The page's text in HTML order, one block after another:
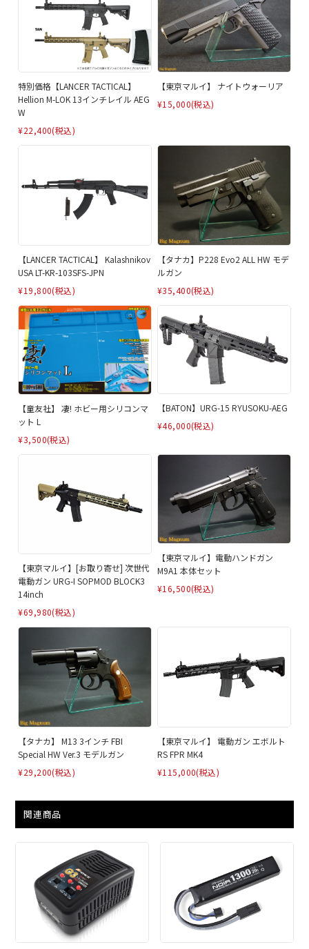
特別価格【LANCER TACTICAL】
Hellion M-LOK 13インチレイル AEG
W
¥22,400(税込)
【東京マルイ】 ナイトウォーリア
¥15,000(税込)
【LANCER TACTICAL】 Kalashnikov
USA LT-KR-103SFS-JPN
¥19,800(税込)
【タナカ】P228 Evo2 ALL HW モデ
ルガン
¥35,400(税込)
【童友社】 凄! ホビー用シリコンマ
ット L
¥3,500(税込)
【BATON】URG-15 RYUSOKU-AEG
¥46,000(税込)
【東京マルイ】[お取り寄せ] 次世代
電動ガン URG-I SOPMOD BLOCK3
14inch
¥69,980(税込)
【東京マルイ】電動ハンドガン
M9A1 本体セット
¥16,500(税込)
【タナカ】 M13 3インチ FBI
Special HW Ver.3 モデルガン
¥29,200(税込)
【東京マルイ】 電動ガン エボルト
RS FPR MK4
¥115,000(税込)
関連商品